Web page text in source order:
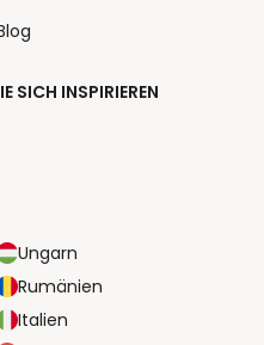
SICH INSPIRIEREN
Ungarn
Rumänien
Italien